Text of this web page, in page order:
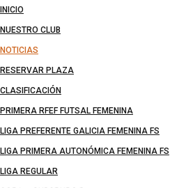
INICIO
NUESTRO CLUB
NOTICIAS
RESERVAR PLAZA
CLASIFICACIÓN
PRIMERA RFEF FUTSAL FEMENINA
LIGA PREFERENTE GALICIA FEMENINA FS
LIGA PRIMERA AUTONÓMICA FEMENINA FS
LIGA REGULAR